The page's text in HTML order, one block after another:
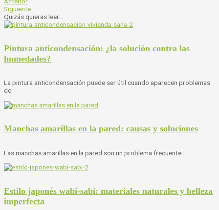
Siguiente
Quizás quieras leer...
Pintura anticondensación: ¿la solución contra las
humedades?
La pintura anticondensación puede ser útil cuando aparecen problemas
de
Manchas amarillas en la pared: causas y soluciones
Las manchas amarillas en la pared son un problema frecuente
Estilo japonés wabi-sabi: materiales naturales y belleza
imperfecta